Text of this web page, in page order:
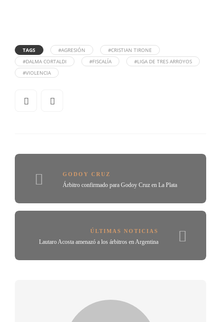
TAGS #AGRESIÓN
#CRISTIAN TIRONE
#DALMA CORTALDI
#FISCALÍA
#LIGA DE TRES ARROYOS
#VIOLENCIA
GODOY CRUZ
Árbitro confirmado para Godoy Cruz en La Plata
ÚLTIMAS NOTICIAS
Lautaro Acosta amenazó a los árbitros en Argentina